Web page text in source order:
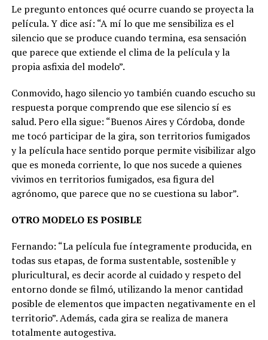
Le pregunto entonces qué ocurre cuando se proyecta la
película. Y dice así: “A mí lo que me sensibiliza es el
silencio que se produce cuando termina, esa sensación
que parece que extiende el clima de la película y la
propia asfixia del modelo”.
Conmovido, hago silencio yo también cuando escucho su
respuesta porque comprendo que ese silencio sí es
salud. Pero ella sigue: “Buenos Aires y Córdoba, donde
me tocó participar de la gira, son territorios fumigados
y la película hace sentido porque permite visibilizar algo
que es moneda corriente, lo que nos sucede a quienes
vivimos en territorios fumigados, esa figura del
agrónomo, que parece que no se cuestiona su labor”.
OTRO MODELO ES POSIBLE
Fernando: “La película fue íntegramente producida, en
todas sus etapas, de forma sustentable, sostenible y
pluricultural, es decir acorde al cuidado y respeto del
entorno donde se filmó, utilizando la menor cantidad
posible de elementos que impacten negativamente en el
territorio”. Además, cada gira se realiza de manera
totalmente autogestiva.